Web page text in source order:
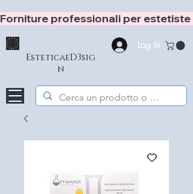
Forniture professionali per
EsteticaeD3sig
n
Log In